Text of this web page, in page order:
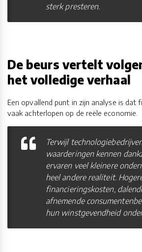
sterk presteren.
De beurs vertelt
het volledige verhaal
Een opvallend punt in zijn analyse is dat
vaak achterlopen op de reële economie.
Terwijl
waarderingen kennen
ervaren veel kleinere
heel andere realiteit.
financieringskosten,
afnemende
hun winstgevendheid